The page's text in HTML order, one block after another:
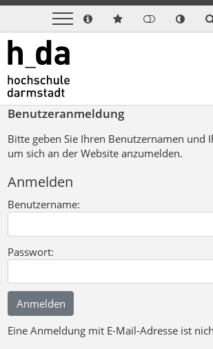
Benutzeranmeldung
Bitte geben Sie Ihren Benutzernamen und
um sich an der Website anzumelden.
Anmelden
Benutzername:
Passwort:
Eine Anmeldung mit E-Mail-Adresse ist